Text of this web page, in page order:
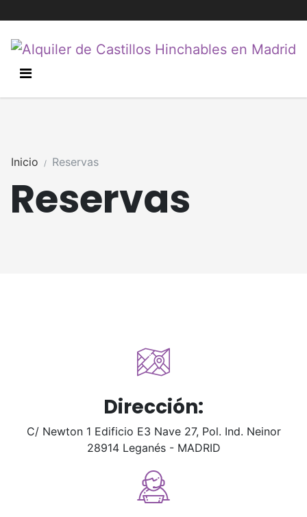
Reservas
Inicio Reservas
Dirección:
C/ Newton 1 Edificio E3 Nave 27, Pol. Ind. Neinor
28914 Leganés - MADRID